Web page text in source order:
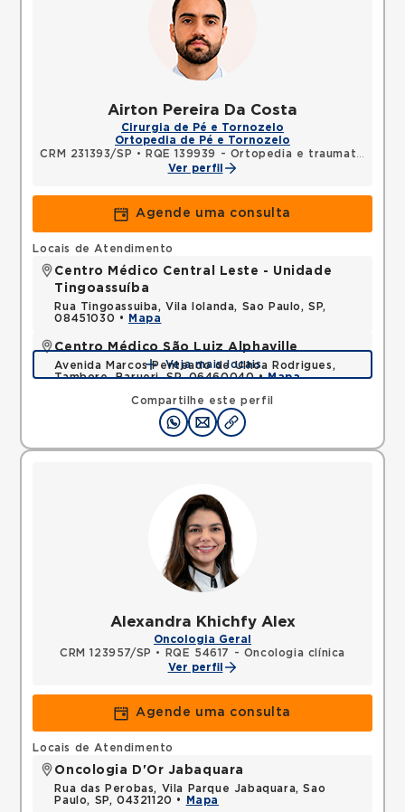
Airton Pereira Da Costa
Cirurgia de Pé e Tornozelo
Ortopedia de Pé e Tornozelo
CRM 231393/SP •
RQE 139939 - Ortopedia e traumatologia
Ver perfil
Agende uma consulta
Compartilhe este perfil
Locais de Atendimento
Centro Médico Central Leste - Unidade
Tingoassuíba
Rua Tingoassuiba, Vila Iolanda, Sao Paulo, SP,
08451030 •
Mapa
Centro Médico São Luiz Alphaville
Avenida Marcos Penteado de Ulhoa Rodrigues,
Tambore, Barueri, SP, 06460040 •Mapa
Veja mais locais
Alexandra Khichfy Alex
Oncologia Geral
CRM 123957/SP •
RQE 54617 - Oncologia clínica
Ver perfil
Agende uma consulta
Locais de Atendimento
Oncologia D'Or Jabaquara
Rua das Perobas, Vila Parque Jabaquara, Sao
Paulo, SP, 04321120 •
Mapa